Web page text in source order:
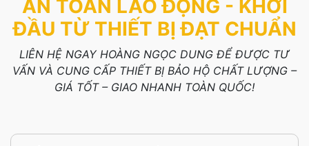
AN TOÀN LAO ĐỘNG - KHỞI
ĐẦU TỪ THIẾT BỊ ĐẠT CHUẨN
LIÊN HỆ NGAY HOÀNG NGỌC DUNG ĐỂ ĐƯỢC TƯ
VẤN VÀ CUNG CẤP THIẾT BỊ BẢO HỘ CHẤT LƯỢNG –
GIÁ TỐT – GIAO NHANH TOÀN QUỐC!